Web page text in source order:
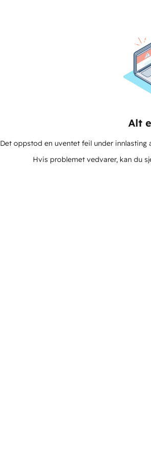
Alt
Det oppstod en uventet feil under innlasting
Hvis problemet vedvarer, kan du